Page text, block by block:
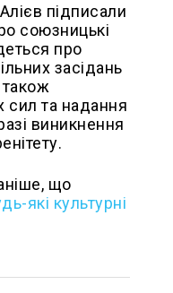
підписали
союзницькі
про
засідань
сил та надання
виникнення
що
які культурні